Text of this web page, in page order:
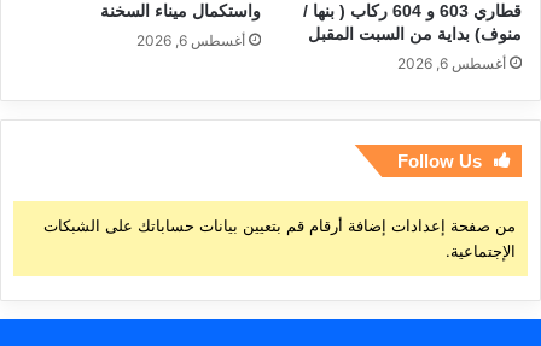
قطاري 603 و 604 ركاب ( بنها /
منوف) بداية من السبت المقبل
أغسطس 6, 2026
واستكمال ميناء السخنة
أغسطس 6, 2026
Follow Us
من صفحة إعدادات إضافة أرقام قم بتعيين بيانات حساباتك على الشبكات
الإجتماعية.